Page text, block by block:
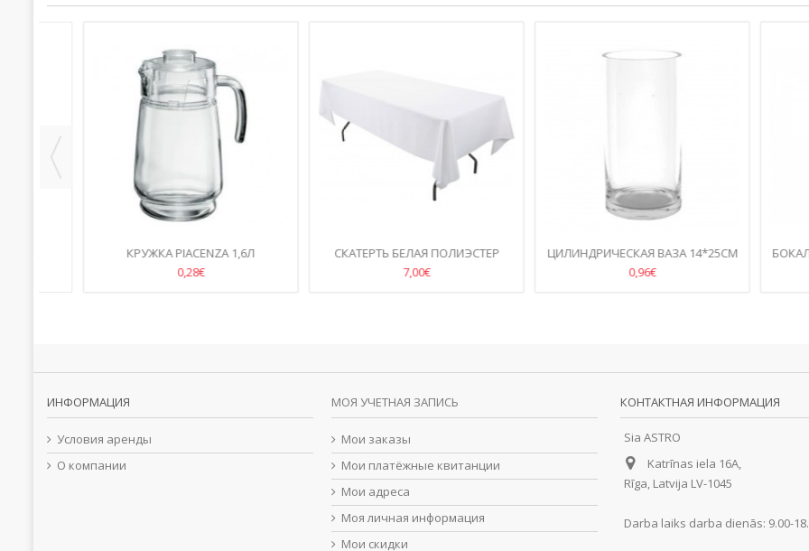
КРУЖКА PIACENZA 1,6Л
СКАТЕРТЬ БЕЛАЯ ПОЛИЭСТЕР
2.20*1.45M
ЦИЛИНДРИЧЕСКАЯ ВАЗА 14*25СМ
БОКАЛ ДЛЯ
ИНФОРМАЦИЯ
Условия аренды
О компании
МОЯ УЧЕТНАЯ ЗАПИСЬ
Мои заказы
Мои платёжные квитанции
Мои адреса
Моя личная информация
Мои скидки
КОНТАКТНАЯ ИНФОРМАЦИЯ
Sia ASTRO
Katrīnas iela 16A,
Rīga, Latvija LV-1045
Darba laiks darba dienās: 9.00-